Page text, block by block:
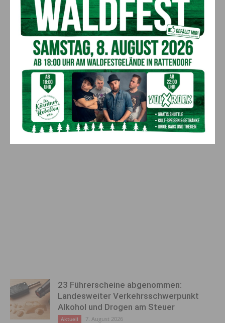
Bargeld im Bankomaten vergessen –
Polizei bittet um Hinweise
Aktuell 7. August 2026
Lienz: Bub (4) nach Badeunfall
reanimiert – Polizei sucht Zeugen
Aktuell 7. August 2026
Anzeige
23 Führerscheine abgenommen:
Landesweiter Verkehrsschwerpunkt
Alkohol und Drogen am Steuer
Aktuell 7. August 2026